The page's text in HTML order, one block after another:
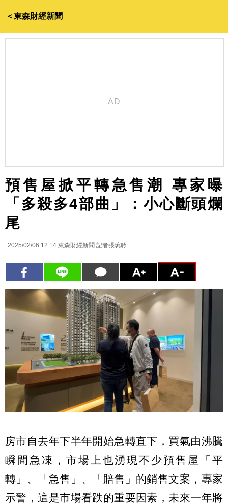
＜東森財經新聞
預售屋掀平轉急售潮 專家曝
「多殺多4部曲」：小心斷頭爛
尾
2025/02/06 12:14 東森財經新聞 記者張琬聆
房市自去年下半年開始急轉直下，買氣由沸騰
瞬間急凍，市場上也湧現不少預售屋「平
轉」、「急售」、「賠售」的銷售文案，專家
示警，這是市場看跌的重要因素，未來一年將